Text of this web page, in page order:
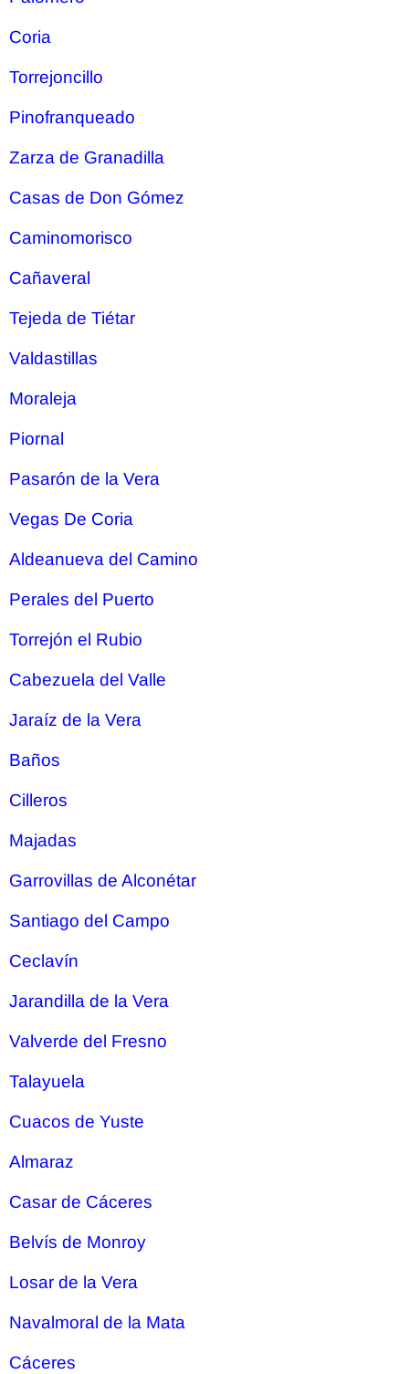
Coria
Torrejoncillo
Pinofranqueado
Zarza de Granadilla
Casas de Don Gómez
Caminomorisco
Cañaveral
Tejeda de Tiétar
Valdastillas
Moraleja
Piornal
Pasarón de la Vera
Vegas De Coria
Aldeanueva del Camino
Perales del Puerto
Torrejón el Rubio
Cabezuela del Valle
Jaraíz de la Vera
Baños
Cilleros
Majadas
Garrovillas de Alconétar
Santiago del Campo
Ceclavín
Jarandilla de la Vera
Valverde del Fresno
Talayuela
Cuacos de Yuste
Almaraz
Casar de Cáceres
Belvís de Monroy
Losar de la Vera
Navalmoral de la Mata
Cáceres